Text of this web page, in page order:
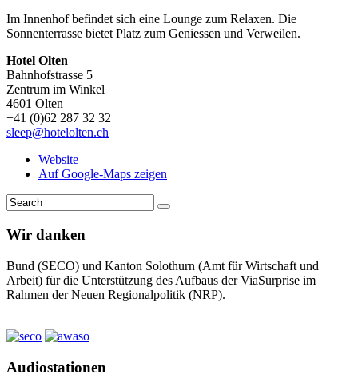
Im Innenhof befindet sich eine Lounge zum Relaxen. Die
Sonnenterrasse bietet Platz zum Geniessen und Verweilen.
Hotel Olten
Bahnhofstrasse 5
Zentrum im Winkel
4601 Olten
+41 (0)62 287 32 32
sleep@hotelolten.ch
Website
Auf Google-Maps zeigen
Wir danken
Bund (SECO) und Kanton Solothurn (Amt für Wirtschaft und
Arbeit) für die Unterstützung des Aufbaus der ViaSurprise im
Rahmen der Neuen Regionalpolitik (NRP).
Audiostationen